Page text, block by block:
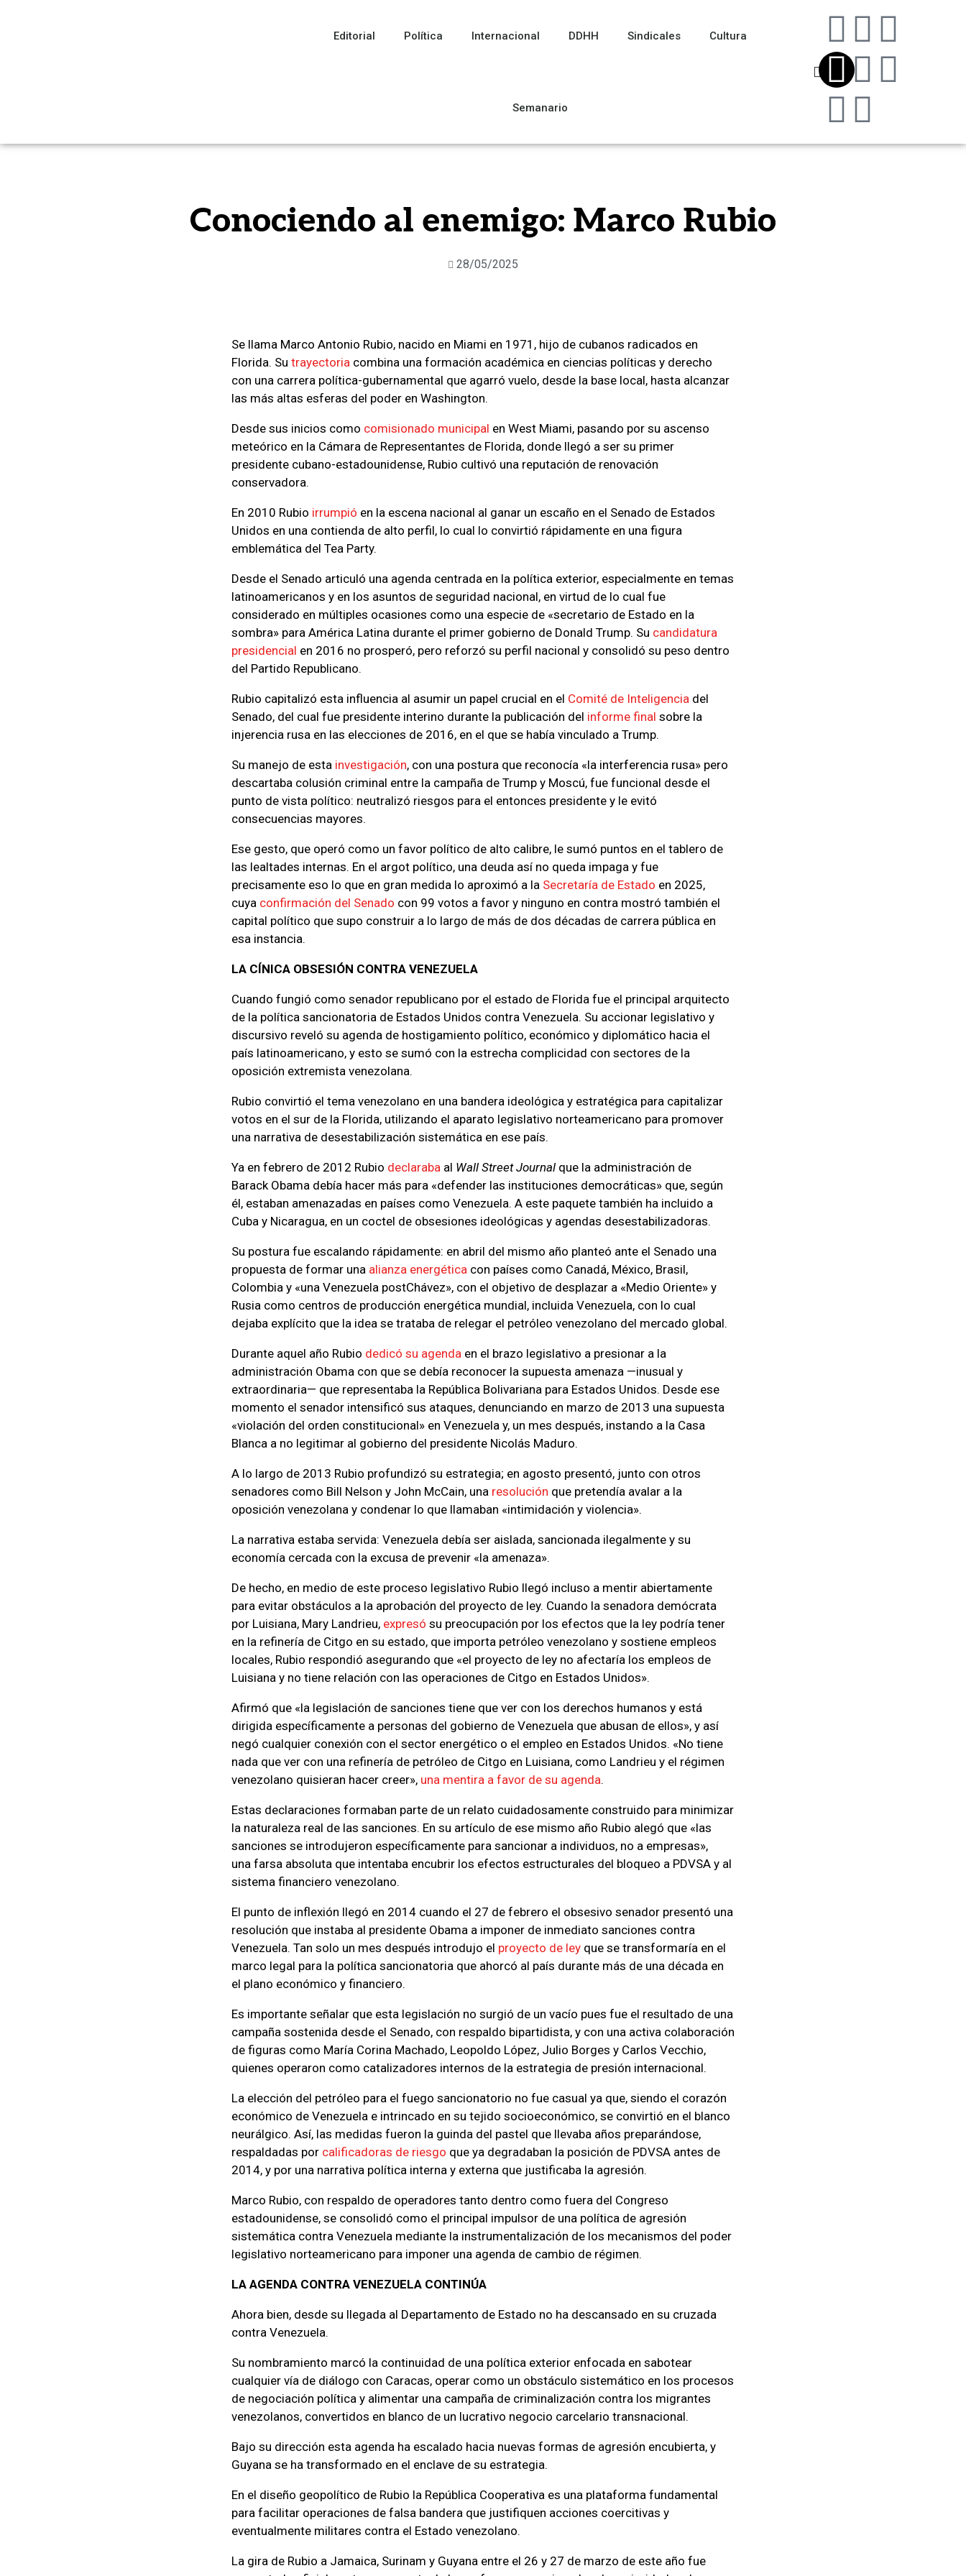
Editorial Política Internacional DDHH Sindicales Cultura
Semanario
Conociendo al enemigo: Marco Rubio
28/05/2025
Se llama Marco Antonio Rubio, nacido en Miami en 1971, hijo de cubanos radicados en
Florida. Su trayectoria combina una formación académica en ciencias políticas y derecho
con una carrera política-gubernamental que agarró vuelo, desde la base local, hasta alcanzar
las más altas esferas del poder en Washington.
Desde sus inicios como comisionado municipal en West Miami, pasando por su ascenso
meteórico en la Cámara de Representantes de Florida, donde llegó a ser su primer
presidente cubano-estadounidense, Rubio cultivó una reputación de renovación
conservadora.
En 2010 Rubio irrumpió en la escena nacional al ganar un escaño en el Senado de Estados
Unidos en una contienda de alto perfil, lo cual lo convirtió rápidamente en una figura
emblemática del Tea Party.
Desde el Senado articuló una agenda centrada en la política exterior, especialmente en temas
latinoamericanos y en los asuntos de seguridad nacional, en virtud de lo cual fue
considerado en múltiples ocasiones como una especie de «secretario de Estado en la
sombra» para América Latina durante el primer gobierno de Donald Trump. Su candidatura
presidencial en 2016 no prosperó, pero reforzó su perfil nacional y consolidó su peso dentro
del Partido Republicano.
Rubio capitalizó esta influencia al asumir un papel crucial en el Comité de Inteligencia del
Senado, del cual fue presidente interino durante la publicación del informe final sobre la
injerencia rusa en las elecciones de 2016, en el que se había vinculado a Trump.
Su manejo de esta investigación, con una postura que reconocía «la interferencia rusa» pero
descartaba colusión criminal entre la campaña de Trump y Moscú, fue funcional desde el
punto de vista político: neutralizó riesgos para el entonces presidente y le evitó
consecuencias mayores.
Ese gesto, que operó como un favor político de alto calibre, le sumó puntos en el tablero de
las lealtades internas. En el argot político, una deuda así no queda impaga y fue
precisamente eso lo que en gran medida lo aproximó a la Secretaría de Estado en 2025,
cuya confirmación del Senado con 99 votos a favor y ninguno en contra mostró también el
capital político que supo construir a lo largo de más de dos décadas de carrera pública en
esa instancia.
LA CÍNICA OBSESIÓN CONTRA VENEZUELA
Cuando fungió como senador republicano por el estado de Florida fue el principal arquitecto
de la política sancionatoria de Estados Unidos contra Venezuela. Su accionar legislativo y
discursivo reveló su agenda de hostigamiento político, económico y diplomático hacia el
país latinoamericano, y esto se sumó con la estrecha complicidad con sectores de la
oposición extremista venezolana.
Rubio convirtió el tema venezolano en una bandera ideológica y estratégica para capitalizar
votos en el sur de la Florida, utilizando el aparato legislativo norteamericano para promover
una narrativa de desestabilización sistemática en ese país.
Ya en febrero de 2012 Rubio declaraba al Wall Street Journal que la administración de
Barack Obama debía hacer más para «defender las instituciones democráticas» que, según
él, estaban amenazadas en países como Venezuela. A este paquete también ha incluido a
Cuba y Nicaragua, en un coctel de obsesiones ideológicas y agendas desestabilizadoras.
Su postura fue escalando rápidamente: en abril del mismo año planteó ante el Senado una
propuesta de formar una alianza energética con países como Canadá, México, Brasil,
Colombia y «una Venezuela postChávez», con el objetivo de desplazar a «Medio Oriente» y
Rusia como centros de producción energética mundial, incluida Venezuela, con lo cual
dejaba explícito que la idea se trataba de relegar el petróleo venezolano del mercado global.
Durante aquel año Rubio dedicó su agenda en el brazo legislativo a presionar a la
administración Obama con que se debía reconocer la supuesta amenaza —inusual y
extraordinaria— que representaba la República Bolivariana para Estados Unidos. Desde ese
momento el senador intensificó sus ataques, denunciando en marzo de 2013 una supuesta
«violación del orden constitucional» en Venezuela y, un mes después, instando a la Casa
Blanca a no legitimar al gobierno del presidente Nicolás Maduro.
A lo largo de 2013 Rubio profundizó su estrategia; en agosto presentó, junto con otros
senadores como Bill Nelson y John McCain, una resolución que pretendía avalar a la
oposición venezolana y condenar lo que llamaban «intimidación y violencia».
La narrativa estaba servida: Venezuela debía ser aislada, sancionada ilegalmente y su
economía cercada con la excusa de prevenir «la amenaza».
De hecho, en medio de este proceso legislativo Rubio llegó incluso a mentir abiertamente
para evitar obstáculos a la aprobación del proyecto de ley. Cuando la senadora demócrata
por Luisiana, Mary Landrieu, expresó su preocupación por los efectos que la ley podría tener
en la refinería de Citgo en su estado, que importa petróleo venezolano y sostiene empleos
locales, Rubio respondió asegurando que «el proyecto de ley no afectaría los empleos de
Luisiana y no tiene relación con las operaciones de Citgo en Estados Unidos».
Afirmó que «la legislación de sanciones tiene que ver con los derechos humanos y está
dirigida específicamente a personas del gobierno de Venezuela que abusan de ellos», y así
negó cualquier conexión con el sector energético o el empleo en Estados Unidos. «No tiene
nada que ver con una refinería de petróleo de Citgo en Luisiana, como Landrieu y el régimen
venezolano quisieran hacer creer», una mentira a favor de su agenda.
Estas declaraciones formaban parte de un relato cuidadosamente construido para minimizar
la naturaleza real de las sanciones. En su artículo de ese mismo año Rubio alegó que «las
sanciones se introdujeron específicamente para sancionar a individuos, no a empresas»,
una farsa absoluta que intentaba encubrir los efectos estructurales del bloqueo a PDVSA y al
sistema financiero venezolano.
El punto de inflexión llegó en 2014 cuando el 27 de febrero el obsesivo senador presentó una
resolución que instaba al presidente Obama a imponer de inmediato sanciones contra
Venezuela. Tan solo un mes después introdujo el proyecto de ley que se transformaría en el
marco legal para la política sancionatoria que ahorcó al país durante más de una década en
el plano económico y financiero.
Es importante señalar que esta legislación no surgió de un vacío pues fue el resultado de una
campaña sostenida desde el Senado, con respaldo bipartidista, y con una activa colaboración
de figuras como María Corina Machado, Leopoldo López, Julio Borges y Carlos Vecchio,
quienes operaron como catalizadores internos de la estrategia de presión internacional.
La elección del petróleo para el fuego sancionatorio no fue casual ya que, siendo el corazón
económico de Venezuela e intrincado en su tejido socioeconómico, se convirtió en el blanco
neurálgico. Así, las medidas fueron la guinda del pastel que llevaba años preparándose,
respaldadas por calificadoras de riesgo que ya degradaban la posición de PDVSA antes de
2014, y por una narrativa política interna y externa que justificaba la agresión.
Marco Rubio, con respaldo de operadores tanto dentro como fuera del Congreso
estadounidense, se consolidó como el principal impulsor de una política de agresión
sistemática contra Venezuela mediante la instrumentalización de los mecanismos del poder
legislativo norteamericano para imponer una agenda de cambio de régimen.
LA AGENDA CONTRA VENEZUELA CONTINÚA
Ahora bien, desde su llegada al Departamento de Estado no ha descansado en su cruzada
contra Venezuela.
Su nombramiento marcó la continuidad de una política exterior enfocada en sabotear
cualquier vía de diálogo con Caracas, operar como un obstáculo sistemático en los procesos
de negociación política y alimentar una campaña de criminalización contra los migrantes
venezolanos, convertidos en blanco de un lucrativo negocio carcelario transnacional.
Bajo su dirección esta agenda ha escalado hacia nuevas formas de agresión encubierta, y
Guyana se ha transformado en el enclave de su estrategia.
En el diseño geopolítico de Rubio la República Cooperativa es una plataforma fundamental
para facilitar operaciones de falsa bandera que justifiquen acciones coercitivas y
eventualmente militares contra el Estado venezolano.
La gira de Rubio a Jamaica, Surinam y Guyana entre el 26 y 27 de marzo de este año fue